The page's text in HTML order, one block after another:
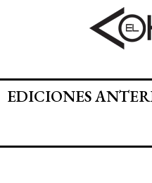
EDICIONES